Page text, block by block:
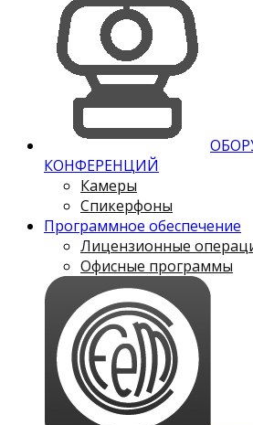
КОНФЕРЕНЦИЙ
Камеры
Спикерфоны
Программное обеспечение
Лицензионные
Офисные программы